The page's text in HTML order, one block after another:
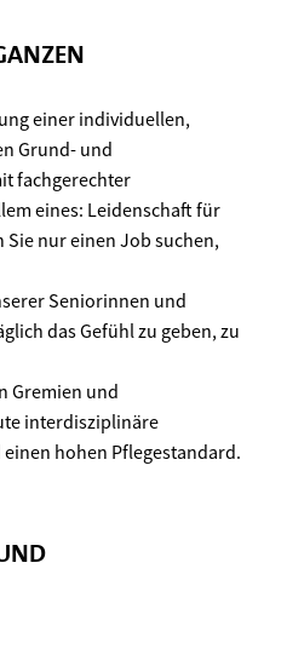
einer individuellen,
Grund- und
fachgerechter
eines: Leidenschaft für
Sie nur einen Job suchen,
Seniorinnen und
das Gefühl zu geben, zu
Gremien und
interdisziplinäre
hohen Pflegestandard.